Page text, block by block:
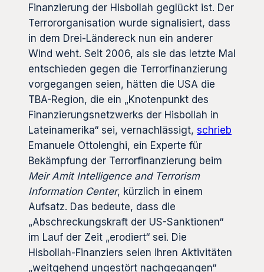
Finanzierung der Hisbollah geglückt ist. Der
Terrororganisation wurde signalisiert, dass
in dem Drei-Ländereck nun ein anderer
Wind weht. Seit 2006, als sie das letzte Mal
entschieden gegen die Terrorfinanzierung
vorgegangen seien, hätten die USA die
TBA-Region, die ein „Knotenpunkt des
Finanzierungsnetzwerks der Hisbollah in
Lateinamerika“ sei, vernachlässigt, schrieb
Emanuele Ottolenghi, ein Experte für
Bekämpfung der Terrorfinanzierung beim
Meir Amit Intelligence and Terrorism
Information Center, kürzlich in einem
Aufsatz. Das bedeute, dass die
„Abschreckungskraft der US-Sanktionen“
im Lauf der Zeit „erodiert“ sei. Die
Hisbollah-Finanziers seien ihren Aktivitäten
„weitgehend ungestört nachgegangen“